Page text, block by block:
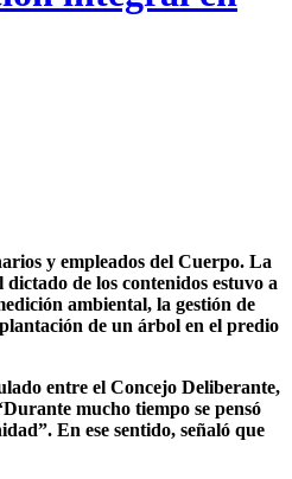
y empleados del Cuerpo. La
de los contenidos estuvo a
ambiental, la gestión de
de un árbol en el predio
entre el Concejo Deliberante,
mucho tiempo se pensó
En ese sentido, señaló que